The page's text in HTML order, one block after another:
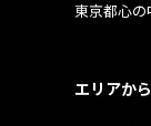
東京都心
エリアか